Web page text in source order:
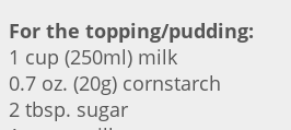
For the topping/pudding:
1 cup (250ml) milk
0.7 oz. (20g) cornstarch
2 tbsp. sugar